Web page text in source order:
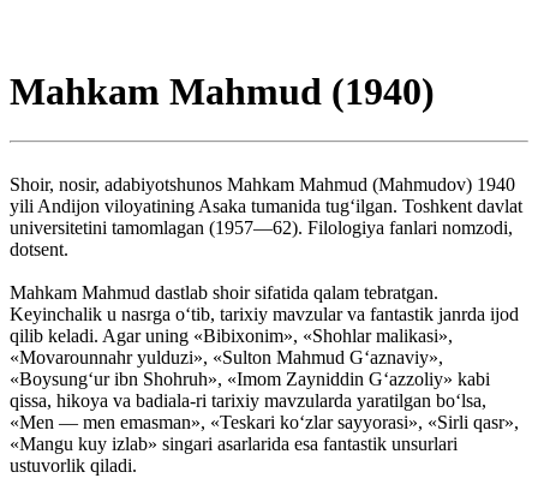
Mahkam Mahmud (1940)
Shoir, nosir, adabiyotshunos Mahkam Mahmud (Mahmudov) 1940
yili Andijon viloyatining Asaka tumanida tug‘ilgan. Toshkent davlat
universitetini tamomlagan (1957—62). Filologiya fanlari nomzodi,
dotsent.
Mahkam Mahmud dastlab shoir sifatida qalam tebratgan.
Keyinchalik u nasrga o‘tib, tarixiy mavzular va fantastik janrda ijod
qilib keladi. Agar uning «Bibixonim», «Shohlar malikasi»,
«Movarounnahr yulduzi», «Sulton Mahmud G‘aznaviy»,
«Boysung‘ur ibn Shohruh», «Imom Zayniddin G‘azzoliy» kabi
qissa, hikoya va badiala-ri tarixiy mavzularda yaratilgan bo‘lsa,
«Men — men emasman», «Teskari ko‘zlar sayyorasi», «Sirli qasr»,
«Mangu kuy izlab» singari asarlarida esa fantastik unsurlari
ustuvorlik qiladi.